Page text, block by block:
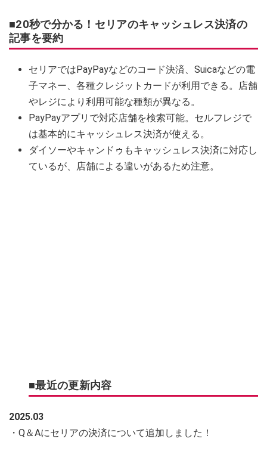
■20秒で分かる！セリアのキャッシュレス決済の
記事を要約
セリアではPayPayなどのコード決済、Suicaなどの電
子マネー、各種クレジットカードが利用できる。店舗
やレジにより利用可能な種類が異なる。
PayPayアプリで対応店舗を検索可能。セルフレジで
は基本的にキャッシュレス決済が使える。
ダイソーやキャンドゥもキャッシュレス決済に対応し
ているが、店舗による違いがあるため注意。
■最近の更新内容
2025.03
・Q＆Aにセリアの決済について追加しました！